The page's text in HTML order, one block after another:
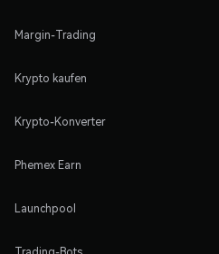
Margin-Trading
Krypto kaufen
Krypto-Konverter
Phemex Earn
Launchpool